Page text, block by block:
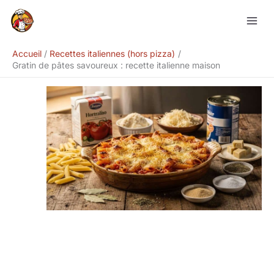
Accueil
Recettes italiennes (hors pizza)
Gratin de pâtes savoureux : recette italienne maison
Rechercher